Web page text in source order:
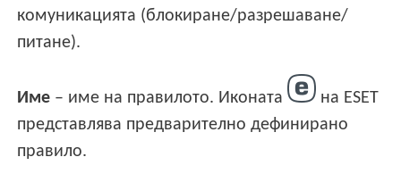
комуникацията (блокиране/разрешаване/
питане).
Име – име на правилото. Иконата
на ESET
представлява предварително дефинирано
правило.